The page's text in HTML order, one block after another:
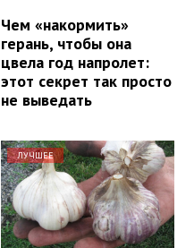
Чем «накормить»
герань, чтобы она
цвела год напролет:
этот секрет так просто
не выведать
ЛУЧШЕЕ